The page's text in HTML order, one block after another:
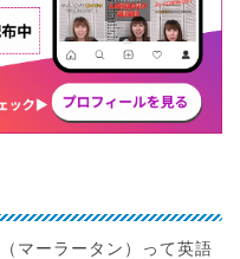
マーラータン）って英語